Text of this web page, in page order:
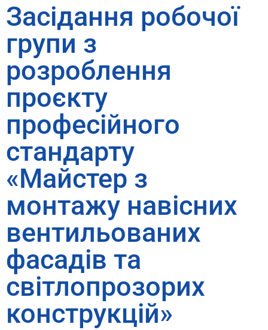
Засідання робочої
групи з
розроблення
проєкту
професійного
стандарту
«Майстер з
монтажу навісних
вентильованих
фасадів та
світлопрозорих
конструкцій»